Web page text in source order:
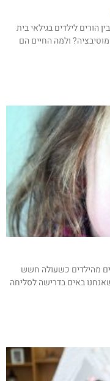
הורים לילדים בגילאי בית
ולמה החיים הם
מהילדים כשעולה חשש
באים בדרישה לסליחה